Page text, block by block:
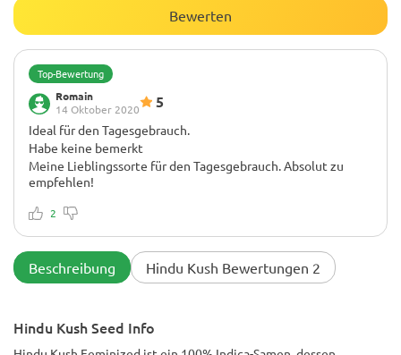
Bewerten
Top-Bewertung
Romain
14 Oktober 2020
5
Ideal für den Tagesgebrauch.
Habe keine bemerkt
Meine Lieblingssorte für den Tagesgebrauch. Absolut zu
empfehlen!
2
Beschreibung Hindu Kush Bewertungen 2
Hindu Kush Seed Info